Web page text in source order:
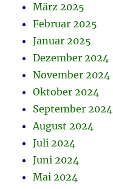
März 2025
Februar 2025
Januar 2025
Dezember 2024
November 2024
Oktober 2024
September 2024
August 2024
Juli 2024
Juni 2024
Mai 2024